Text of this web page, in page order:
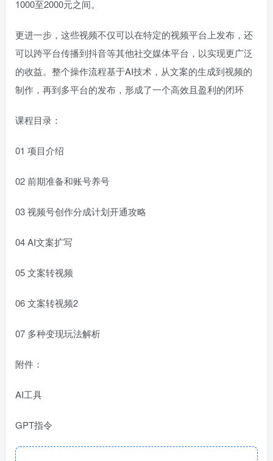
1000至2000元之间。
更进一步，这些视频不仅可以在特定的视频平台上发布，还
可以跨平台传播到抖音等其他社交媒体平台，以实现更广泛
的收益。整个操作流程基于AI技术，从文案的生成到视频的
制作，再到多平台的发布，形成了一个高效且盈利的闭环
课程目录：
01 项目介绍
02 前期准备和账号养号
03 视频号创作分成计划开通攻略
04 AI文案扩写
05 文案转视频
06 文案转视频2
07 多种变现玩法解析
附件：
AI工具
GPT指令